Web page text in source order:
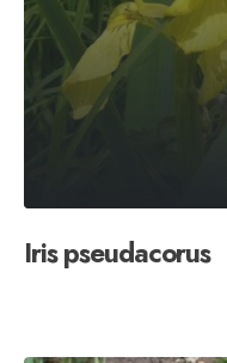
Iris pseudacorus